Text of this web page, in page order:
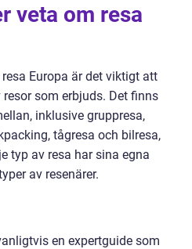
veta om resa
Europa är det viktigt att
som erbjuds. Det finns
inklusive gruppresa,
tågresa och bilresa,
typ av resa har sina egna
av resenärer.
en expertguide som